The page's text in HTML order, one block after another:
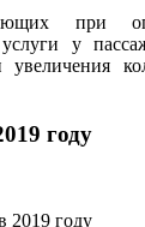
при
у
увеличения
году